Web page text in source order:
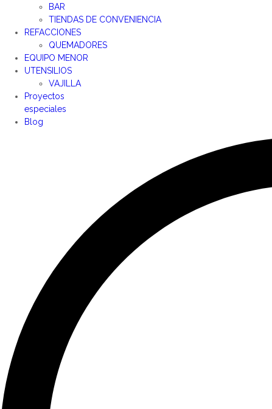
BAR
TIENDAS DE CONVENIENCIA
REFACCIONES
QUEMADORES
EQUIPO MENOR
UTENSILIOS
VAJILLA
Proyectos
especiales
Blog